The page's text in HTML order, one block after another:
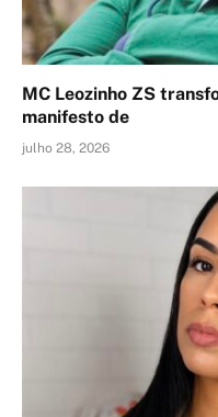
MC Leozinho ZS
manifesto de
julho 28, 2026